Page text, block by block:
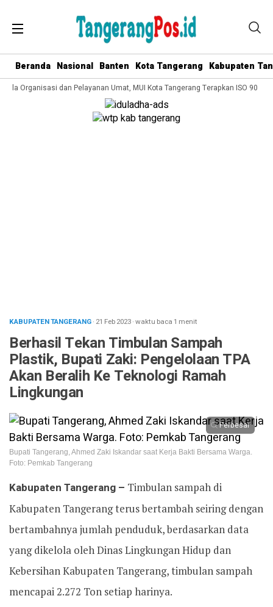
Beranda Nasional Banten Kota Tangerang Kabupaten
Organisasi dan Pelayanan Umat, MUI Kota Tangerang Terapkan ISO
KABUPATEN TANGERANG· 21 Feb 2023·waktu baca 1 menit
Berhasil Tekan Timbulan Sampah
Plastik, Bupati Zaki: Pengelolaan TPA
Akan Beralih Ke Teknologi Ramah
Lingkungan
Perbesar
Bupati Tangerang, Ahmed Zaki Iskandar saat Kerja Bakti Bersama Warga.
Foto: Pemkab Tangerang
Kabupaten Tangerang – Timbulan sampah di
Kabupaten Tangerang terus bertambah seiring dengan
bertambahnya jumlah penduduk, berdasarkan data
yang dikelola oleh Dinas Lingkungan Hidup dan
Kebersihan Kabupaten Tangerang, timbulan sampah
mencapai 2.272 Ton setiap harinya.